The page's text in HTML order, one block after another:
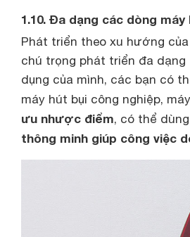
1.10. Đa dạng các dòng máy
Phát triển theo xu hướng
chú trọng phát triển đa
dụng của mình, các bạn có
máy hút bụi công nghiệp,
ưu nhược điểm, có thể
thông minh giúp công việc